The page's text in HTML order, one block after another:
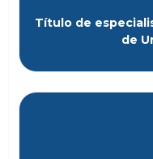
Título de
de